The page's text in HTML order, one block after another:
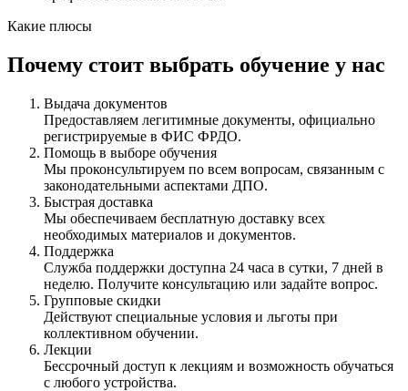
Какие плюсы
Почему стоит выбрать обучение у нас
Выдача документов
Предоставляем легитимные документы, официально
регистрируемые в ФИС ФРДО.
Помощь в выборе обучения
Мы проконсультируем по всем вопросам, связанным с
законодательными аспектами ДПО.
Быстрая доставка
Мы обеспечиваем бесплатную доставку всех
необходимых материалов и документов.
Поддержка
Служба поддержки доступна 24 часа в сутки, 7 дней в
неделю. Получите консультацию или задайте вопрос.
Групповые скидки
Действуют специальные условия и льготы при
коллективном обучении.
Лекции
Бессрочный доступ к лекциям и возможность обучаться
с любого устройства.